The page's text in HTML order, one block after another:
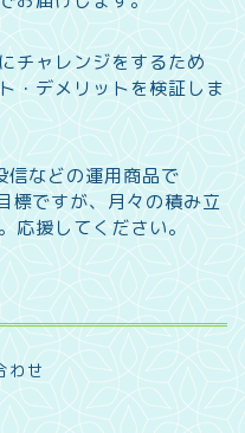
チャレンジをするため
・デメリットを検証しま
信などの運用商品で
標ですが、月々の積み立
応援してください。
わせ